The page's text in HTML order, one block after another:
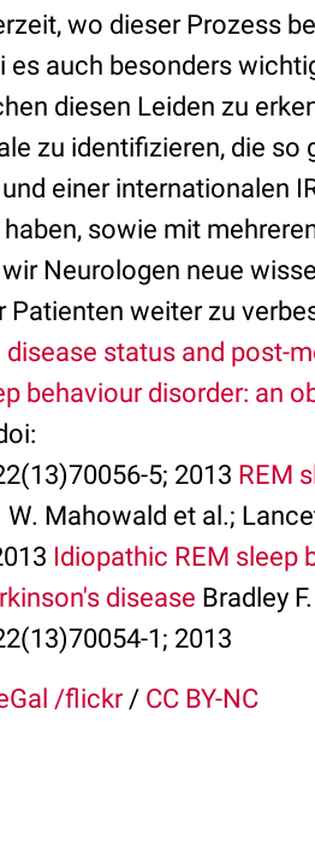
wo dieser Prozess
es auch besonders
diesen Leiden zu
zu identifizieren, die so
einer internationalen
sowie mit
Neurologen neue
Patienten weiter zu
status and post-
behaviour disorder: an
5; 2013 REM
W. Mahowald et al.;
Idiopathic REM sleep
disease Bradley
1; 2013
/flickr/ CC BY-NC